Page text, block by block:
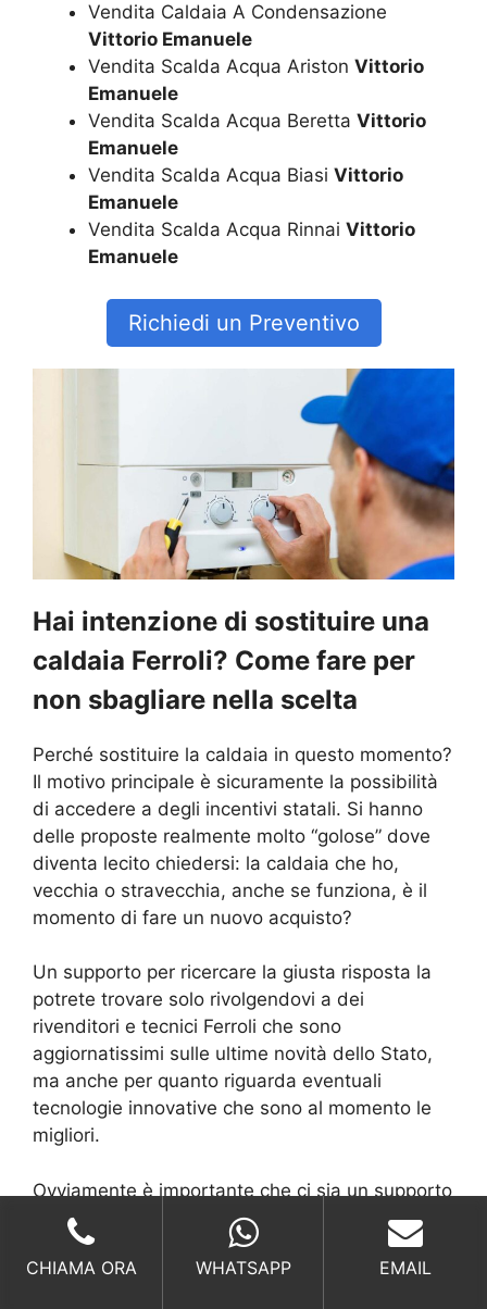
Vendita Caldaia A Condensazione
Vittorio Emanuele
Vendita Scalda Acqua Ariston Vittorio
Emanuele
Vendita Scalda Acqua Beretta Vittorio
Emanuele
Vendita Scalda Acqua Biasi Vittorio
Emanuele
Vendita Scalda Acqua Rinnai Vittorio
Emanuele
Richiedi un Preventivo
Hai intenzione di sostituire una
caldaia Ferroli? Come fare per
non sbagliare nella scelta
Perché sostituire la caldaia in questo momento?
Il motivo principale è sicuramente la possibilità
di accedere a degli incentivi statali. Si hanno
delle proposte realmente molto “golose” dove
diventa lecito chiedersi: la caldaia che ho,
vecchia o stravecchia, anche se funziona, è il
momento di fare un nuovo acquisto?
Un supporto per ricercare la giusta risposta la
potrete trovare solo rivolgendovi a dei
rivenditori e tecnici Ferroli che sono
aggiornatissimi sulle ultime novità dello Stato,
ma anche per quanto riguarda eventuali
tecnologie innovative che sono al momento le
migliori.
Ovviamente è importante che ci sia un supporto
tecnico e un sostegno informativo, sia perché i
costi di una caldaia possono anche essere
molto alti, ma perché si devono cercare le
CHIAMA ORA WHATSAPP EMAIL